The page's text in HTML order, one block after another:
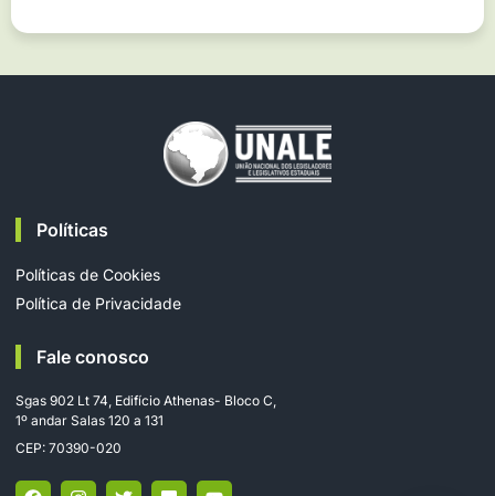
Políticas
Políticas de Cookies
Política de Privacidade
Fale conosco
Sgas 902 Lt 74, Edifício Athenas- Bloco C,
1º andar Salas 120 a 131
CEP: 70390-020